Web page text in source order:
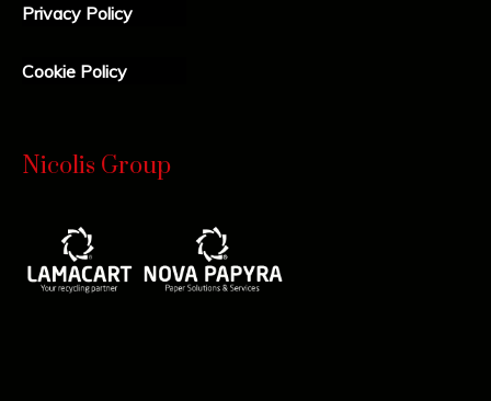
Privacy Policy
Cookie Policy
Nicolis Group